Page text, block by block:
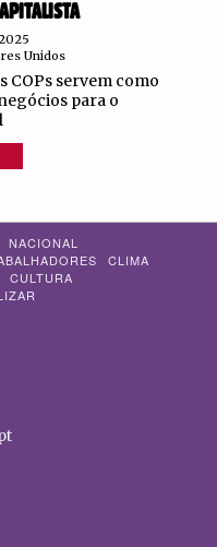
Unidos
COPs servem como
para o
NACIONAL
CLIMA
CULTURA